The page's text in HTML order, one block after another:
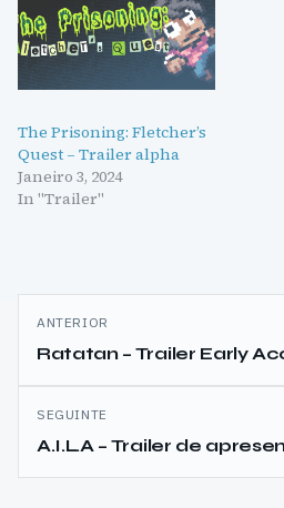
The Prisoning: Fletcher’s
Quest – Trailer alpha
Janeiro 3, 2024
In "Trailer"
Navegação
de
artigos
ANTERIOR
Ratatan – Trailer Early
SEGUINTE
A.I.L.A – Trailer de